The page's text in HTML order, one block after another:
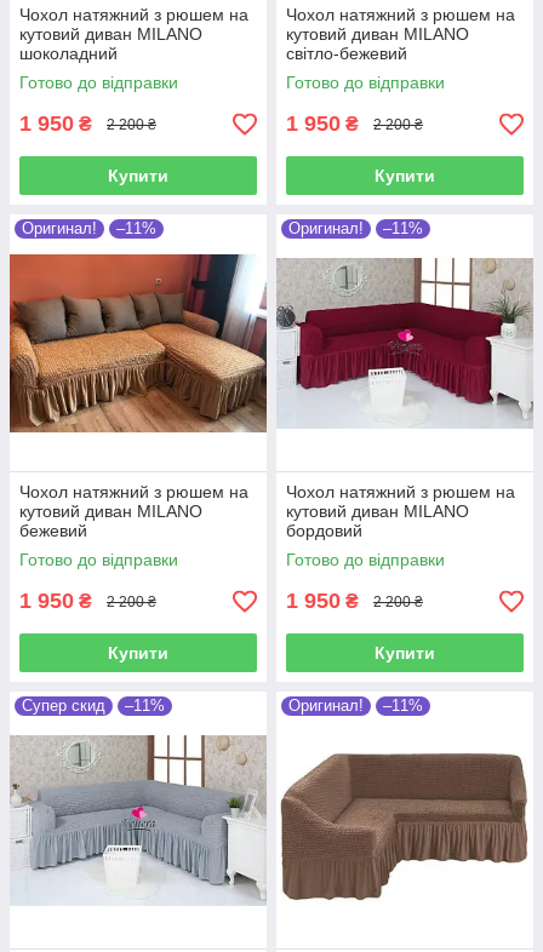
Чохол натяжний з рюшем на
кутовий диван MILANO
шоколадний
Готово до відправки
1 950 ₴ 2 200 ₴
Купити
Чохол натяжний з рюшем на
кутовий диван MILANO
світло-бежевий
Готово до відправки
1 950 ₴ 2 200 ₴
Купити
Оригинал! –11%
Чохол натяжний з рюшем на
кутовий диван MILANO
бежевий
Готово до відправки
1 950 ₴ 2 200 ₴
Купити
Оригинал! –11%
Чохол натяжний з рюшем на
кутовий диван MILANO
бордовий
Готово до відправки
1 950 ₴ 2 200 ₴
Купити
Супер скид –11% Оригинал! –11%